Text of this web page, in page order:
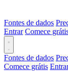
Fontes de dados
Entrar Comece
Fontes de dados
Comece grátis